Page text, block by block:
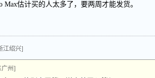
Max估计买的人太多了，要两周才能发货。
江绍兴]
广州]